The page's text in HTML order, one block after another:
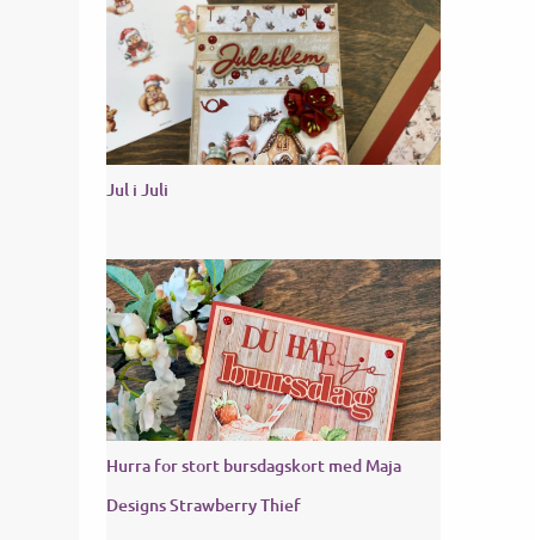
Jul i Juli
Hurra for stort bursdagskort med Maja
Designs Strawberry Thief